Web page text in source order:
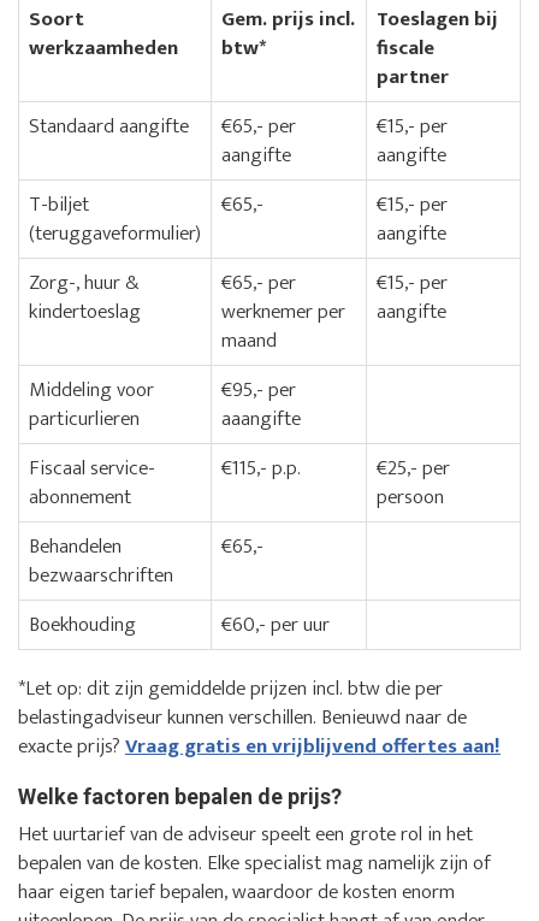
Soort
werkzaamheden
Gem. prijs incl.
btw*
Toeslagen bij
fiscale
partner
Standaard aangifte
€65,- per
aangifte
€15,- per
aangifte
T-biljet
(teruggaveformulier)
€65,-
€15,- per
aangifte
Zorg-, huur &
kindertoeslag
€65,- per
werknemer per
maand
€15,- per
aangifte
Middeling voor
particurlieren
€95,- per
aaangifte
Fiscaal service-
abonnement
€115,- p.p.
€25,- per
persoon
Behandelen
bezwaarschriften
€65,-
Boekhouding
€60,- per uur
*Let op: dit zijn gemiddelde prijzen incl. btw die per
belastingadviseur kunnen verschillen. Benieuwd naar de
exacte prijs?Vraag gratis en vrijblijvend offertes aan!
Welke factoren bepalen de prijs?
Het uurtarief van de adviseur speelt een grote rol in het
bepalen van de kosten. Elke specialist mag namelijk zijn of
haar eigen tarief bepalen, waardoor de kosten enorm